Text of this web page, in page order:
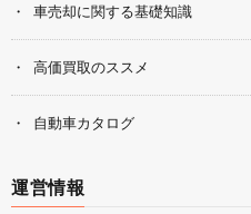
車売却に関する基礎知識
高価買取のススメ
自動車カタログ
運営情報